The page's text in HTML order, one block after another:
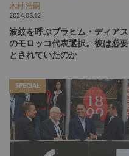
木村 浩嗣
2024.03.12
波紋を呼ぶブラヒム・ディアス
のモロッコ代表選択。彼は必要
とされていたのか
SPECIAL